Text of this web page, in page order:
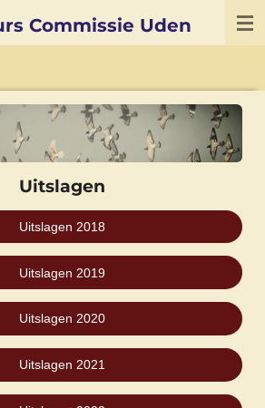
Commissie Uden
Uitslagen
Uitslagen 2018
Uitslagen 2019
Uitslagen 2020
Uitslagen 2021